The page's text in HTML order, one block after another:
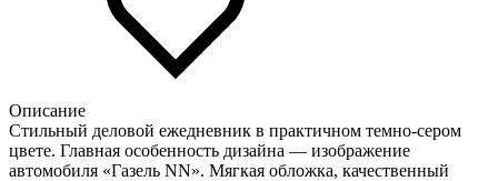
Описание
Стильный деловой ежедневник в практичном темно-сером
цвете. Главная особенность дизайна — изображение
автомобиля «Газель NN». Мягкая обложка, качественный